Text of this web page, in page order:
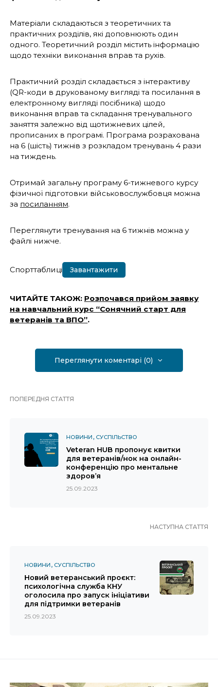
Матеріали складаються з теоретичних та
практичних розділів, які доповнюють один
одного. Теоретичний розділ містить інформацію
щодо техніки виконання вправ та рухів.
Практичний розділ складається з інтерактиву
(QR-коди в друкованому вигляді та посилання в
електронному вигляді посібника) щодо
виконання вправ та складання тренувального
заняття залежно від щотижневих цілей,
прописаних в програмі. Програма розрахована
на 6 (шість) тижнів з розкладом тренувань 4 рази
на тиждень.
Отримай загальну програму 6-тижневого курсу
фізичної підготовки військовослужбовця можна
за посиланням.
Переглянути тренування на 6 тижнів можна у
файлі нижче.
Спорттаблиці Завантажити
ЧИТАЙТЕ ТАКОЖ: Розпочався прийом заявку
на навчальний курс “Сонячний старт для
ветеранів та ВПО”.
Переглянути коментарі (0)
ПОПЕРЕДНЯ СТАТТЯ
НОВИНИ СУСПІЛЬСТВО
Veteran HUB пропонує квитки
для ветеранів/нок на онлайн-
конференцію про ментальне
здоров’я
25.09.2023
НАСТУПНА СТАТТЯ
НОВИНИ СУСПІЛЬСТВО
Новий ветеранський проєкт:
психологічна служба КНУ
оголосила про запуск ініціативи
для підтримки ветеранів
25.09.2023